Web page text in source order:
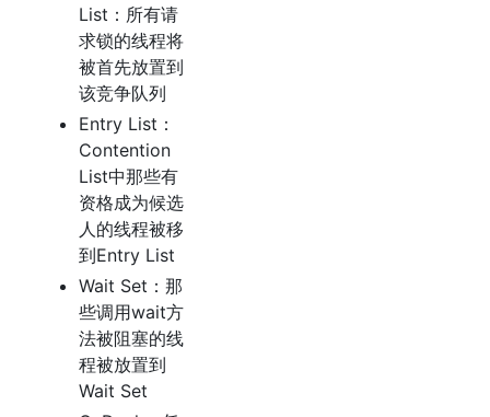
List：所有请
求锁的线程将
被首先放置到
该竞争队列
Entry List：
Contention
List中那些有
资格成为候选
人的线程被移
到Entry List
Wait Set：那
些调用wait方
法被阻塞的线
程被放置到
Wait Set